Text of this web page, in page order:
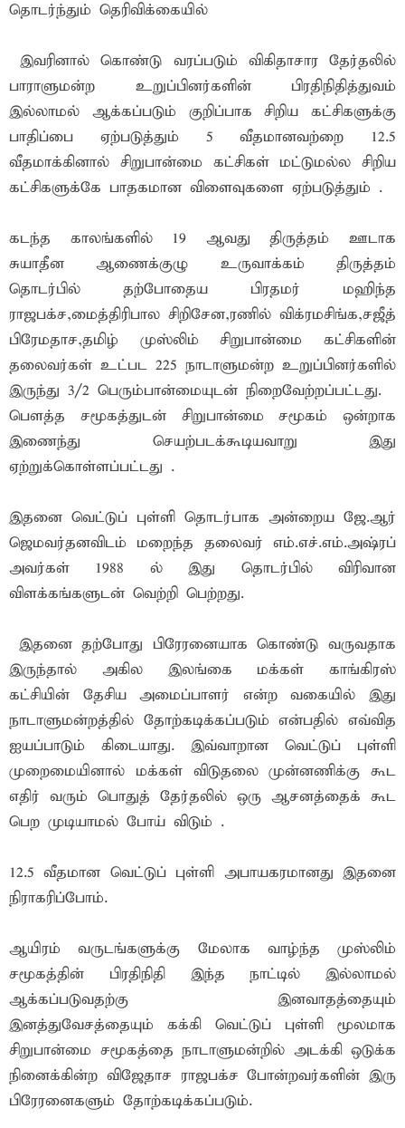
தொடர்ந்தும் தெரிவிக்கையில்
இவரினால் கொண்டு வரப்படும் விகிதாசார தேர்தலில்
பாராளுமன்ற உறுப்பினர்களின் பிரதிநிதித்துவம்
இல்லாமல் ஆக்கப்படும் குறிப்பாக சிறிய கட்சிகளுக்கு
பாதிப்பை ஏற்படுத்தும் 5 வீதமானவற்றை 12.5
வீதமாக்கினால் சிறுபான்மை கட்சிகள் மட்டுமல்ல சிறிய
கட்சிகளுக்கே பாதகமான விளைவுகளை ஏற்படுத்தும் .
கடந்த காலங்களில் 19 ஆவது திருத்தம் ஊடாக
சுயாதீன ஆணைக்குழு உருவாக்கம் திருத்தம்
தொடர்பில் தற்போதைய பிரதமர் மஹிந்த
ராஜபக்ச,மைத்திரிபால சிறிசேன,ரணில் விக்ரமசிங்க,சஜீத்
பிரேமதாச,தமிழ் முஸ்லிம் சிறுபான்மை கட்சிகளின்
தலைவர்கள் உட்பட 225 நாடாளுமன்ற உறுப்பினர்களில்
இருந்து 3/2 பெரும்பான்மையுடன் நிறைவேற்றப்பட்டது.
பௌத்த சமூகத்துடன் சிறுபான்மை சமூகம் ஒன்றாக
இணைந்து செயற்படக்கூடியவாறு இது
ஏற்றுக்கொள்ளப்பட்டது .
இதனை வெட்டுப் புள்ளி தொடர்பாக அன்றைய ஜே.ஆர்
ஜெமவர்தனவிடம் மறைந்த தலைவர் எம்.எச்.எம்.அஷ்ரப்
அவர்கள் 1988 ல் இது தொடர்பில் விரிவான
விளக்கங்களுடன் வெற்றி பெற்றது.
இதனை தற்போது பிரேரனையாக கொண்டு வருவதாக
இருந்தால் அகில இலங்கை மக்கள் காங்கிரஸ்
கட்சியின் தேசிய அமைப்பாளர் என்ற வகையில் இது
நாடாளுமன்றத்தில் தோற்கடிக்கப்படும் என்பதில் எவ்வித
ஐயப்பாடும் கிடையாது. இவ்வாறான வெட்டுப் புள்ளி
முறைமையினால் மக்கள் விடுதலை முன்னணிக்கு கூட
எதிர் வரும் பொதுத் தேர்தலில் ஒரு ஆசனத்தைக் கூட
பெற முடியாமல் போய் விடும் .
12.5 வீதமான வெட்டுப் புள்ளி அபாயகரமானது இதனை
நிராகரிப்போம்.
ஆயிரம் வருடங்களுக்கு மேலாக வாழ்ந்த முஸ்லிம்
சமூகத்தின் பிரதிநிதி இந்த நாட்டில் இல்லாமல்
ஆக்கப்படுவதற்கு இனவாதத்தையும்
இனத்துவேசத்தையும் கக்கி வெட்டுப் புள்ளி மூலமாக
சிறுபான்மை சமூகத்தை நாடாளுமன்றில் அடக்கி ஒடுக்க
நினைக்கின்ற விஜேதாச ராஜபக்ச போன்றவர்களின் இரு
பிரேரனைகளும் தோற்கடிக்கப்படும்.